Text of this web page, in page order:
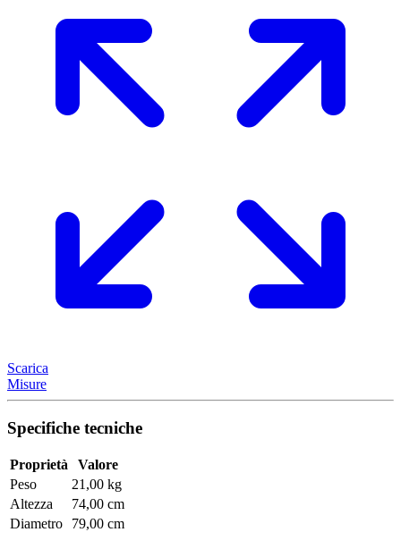
Scarica
Misure
Specifiche tecniche
Proprietà
Valore
Peso
21,00 kg
Altezza
74,00 cm
Diametro
79,00 cm